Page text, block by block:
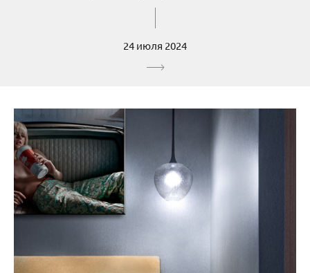
24 июля 2024